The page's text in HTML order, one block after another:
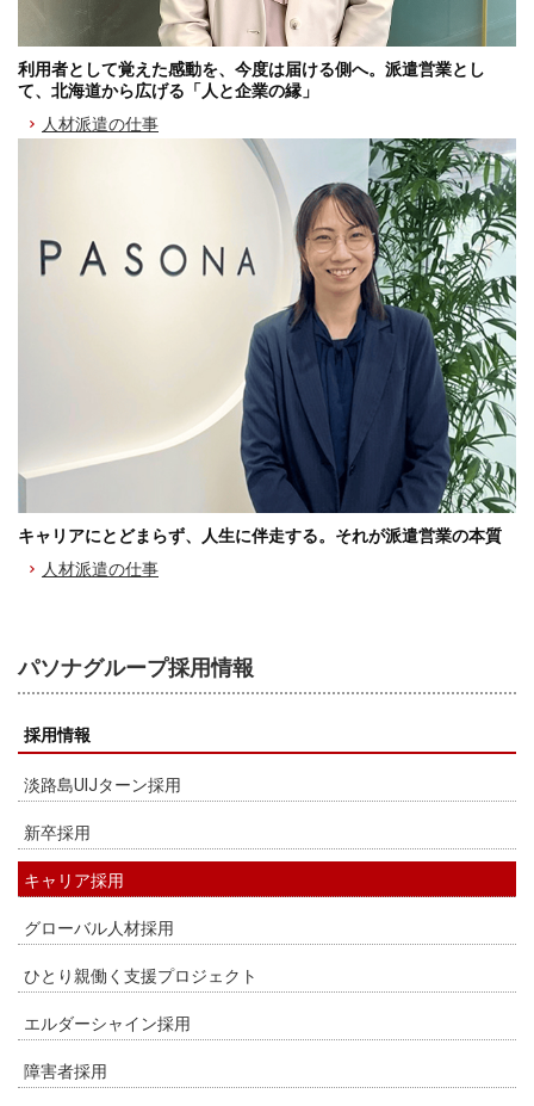
利用者として覚えた感動を、今度は届ける側へ。派遣営業とし
て、北海道から広げる「人と企業の縁」
人材派遣の仕事
キャリアにとどまらず、人生に伴走する。それが派遣営業の本質
人材派遣の仕事
パソナグループ採用情報
採用情報
淡路島UIJターン採用
新卒採用
キャリア採用
グローバル人材採用
ひとり親働く支援プロジェクト
エルダーシャイン採用
障害者採用